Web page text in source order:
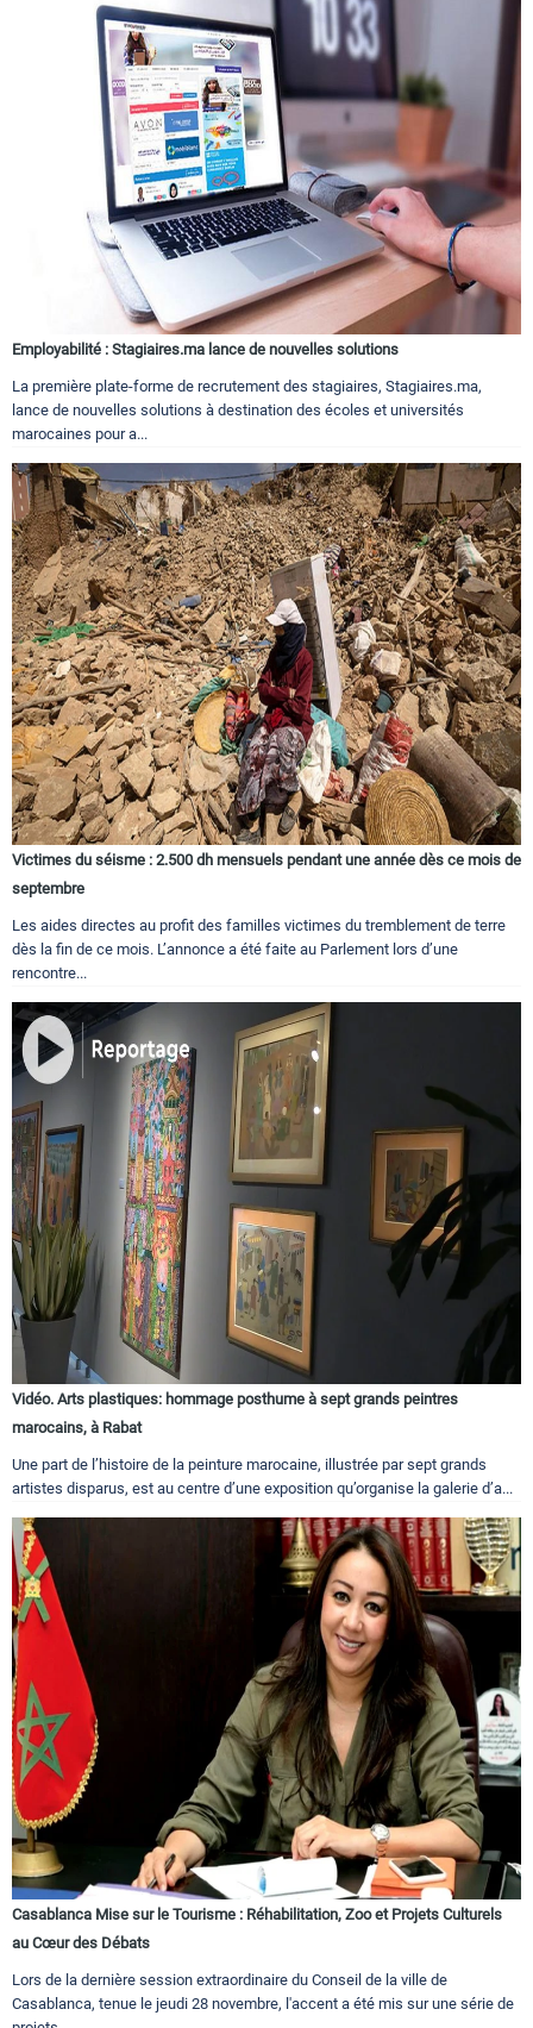
Employabilité : Stagiaires.ma lance de nouvelles solutions
La première plate-forme de recrutement des stagiaires, Stagiaires.ma,
lance de nouvelles solutions à destination des écoles et universités
marocaines pour a...
Victimes du séisme : 2.500 dh mensuels pendant une année dès ce mois de
septembre
Les aides directes au profit des familles victimes du tremblement de terre
dès la fin de ce mois. L’annonce a été faite au Parlement lors d’une
rencontre...
Vidéo. Arts plastiques: hommage posthume à sept grands peintres
marocains, à Rabat
Une part de l’histoire de la peinture marocaine, illustrée par sept grands
artistes disparus, est au centre d’une exposition qu’organise la galerie d’a...
Casablanca Mise sur le Tourisme : Réhabilitation, Zoo et Projets Culturels
au Cœur des Débats
Lors de la dernière session extraordinaire du Conseil de la ville de
Casablanca, tenue le jeudi 28 novembre, l'accent a été mis sur une série de